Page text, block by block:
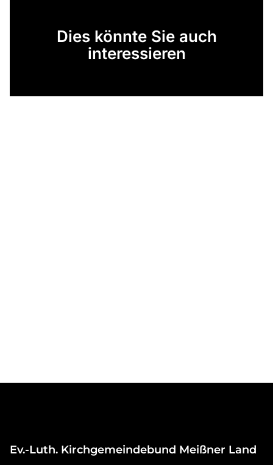
Dies könnte Sie auch
interessieren
Ev.-Luth. Kirchgemeindebund Meißner Land